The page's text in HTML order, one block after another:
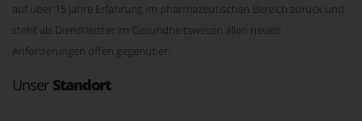
auf über 15 Jahre Erfahrung im pharmazeutischen Bereich zurück und
steht als Dienstleister im Gesundheitswesen allen neuen
Anforderungen offen gegenüber.
Unser Standort